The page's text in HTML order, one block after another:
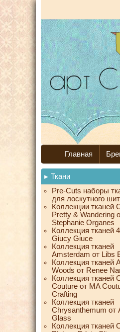
Главная
Ткани
Pre-Cuts наборы
для лоскутного
Коллекции тканей
Pretty & Wandering
Stephanie Organes
Коллекция тканей
Giucy Giuce
Коллекция тканей
Amsterdam от Libs
Коллекция тканей
Woods от Renee
Коллекция тканей
Couture от MA
Crafting
Коллекция тканей
Chrysanthemum от
Glass
Коллекция тканей